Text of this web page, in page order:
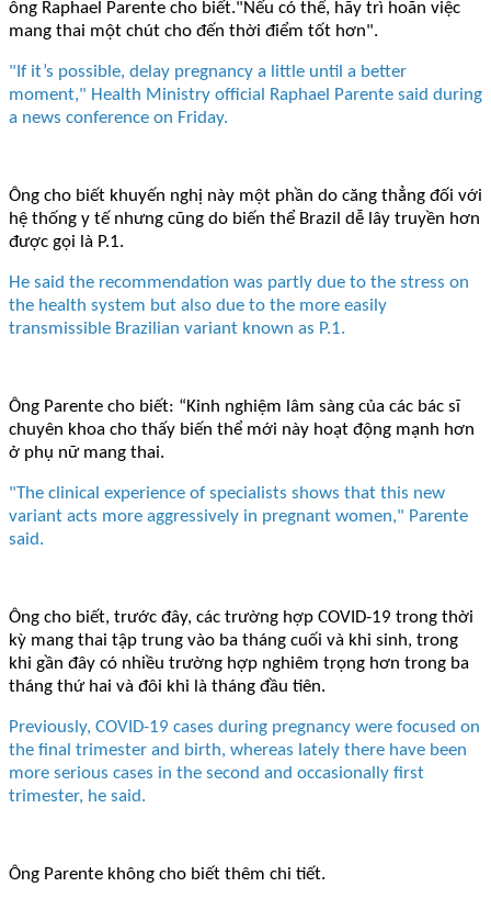
ông Raphael Parente cho biết."Nếu có thể, hãy trì hoãn việc
mang thai một chút cho đến thời điểm tốt hơn".
"If it’s possible, delay pregnancy a little until a better
moment," Health Ministry official Raphael Parente said during
a news conference on Friday.
Ông cho biết khuyến nghị này một phần do căng thẳng đối với
hệ thống y tế nhưng cũng do biến thể Brazil dễ lây truyền hơn
được gọi là P.1.
He said the recommendation was partly due to the stress on
the health system but also due to the more easily
transmissible Brazilian variant known as P.1.
Ông Parente cho biết: “Kinh nghiệm lâm sàng của các bác sĩ
chuyên khoa cho thấy biến thể mới này hoạt động mạnh hơn
ở phụ nữ mang thai.
"The clinical experience of specialists shows that this new
variant acts more aggressively in pregnant women," Parente
said.
Ông cho biết, trước đây, các trường hợp COVID-19 trong thời
kỳ mang thai tập trung vào ba tháng cuối và khi sinh, trong
khi gần đây có nhiều trường hợp nghiêm trọng hơn trong ba
tháng thứ hai và đôi khi là tháng đầu tiên.
Previously, COVID-19 cases during pregnancy were focused on
the final trimester and birth, whereas lately there have been
more serious cases in the second and occasionally first
trimester, he said.
Ông Parente không cho biết thêm chi tiết.